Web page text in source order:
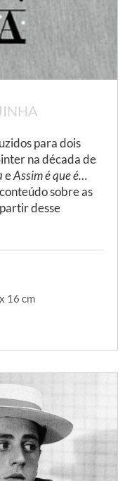
para dois
na década de
eAssim é que é…
sobre as
desse
16 cm